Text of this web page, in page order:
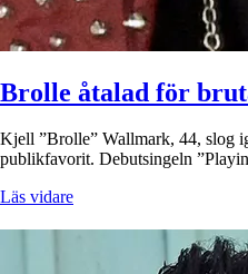
Brolle åtalad för
Kjell ”Brolle” Wallmark, 44, slog
publikfavorit. Debutsingeln
Läs vidare